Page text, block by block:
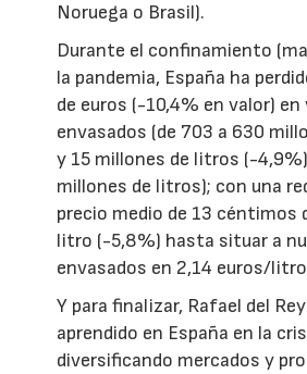
Noruega o Brasil).
Durante el confinamiento
la pandemia, España ha
de euros (-10,4% en valor) en
envasados (de 703 a 630
y 15 millones de litros (-
millones de litros); con una
precio medio de 13 céntimos
litro (-5,8%) hasta situar a
envasados en 2,14 euros/
Y para finalizar, Rafael del
aprendido en España en la
diversificando mercados y